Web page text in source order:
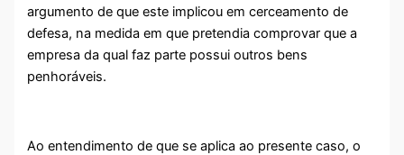
argumento de que este implicou em cerceamento de
defesa, na medida em que pretendia comprovar que a
empresa da qual faz parte possui outros bens
penhoráveis.
Ao entendimento de que se aplica ao presente caso, o